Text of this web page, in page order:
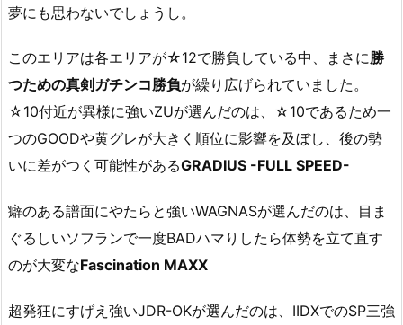
夢にも思わないでしょうし。
このエリアは各エリアが☆12で勝負している中、まさに勝
つための真剣ガチンコ勝負が繰り広げられていました。
☆10付近が異様に強いZUが選んだのは、☆10であるため一
つのGOODや黄グレが大きく順位に影響を及ぼし、後の勢
いに差がつく可能性があるGRADIUS -FULL SPEED-
癖のある譜面にやたらと強いWAGNASが選んだのは、目ま
ぐるしいソフランで一度BADハマりしたら体勢を立て直す
のが大変なFascination MAXX
超発狂にすげえ強いJDR-OKが選んだのは、IIDXでのSP三強